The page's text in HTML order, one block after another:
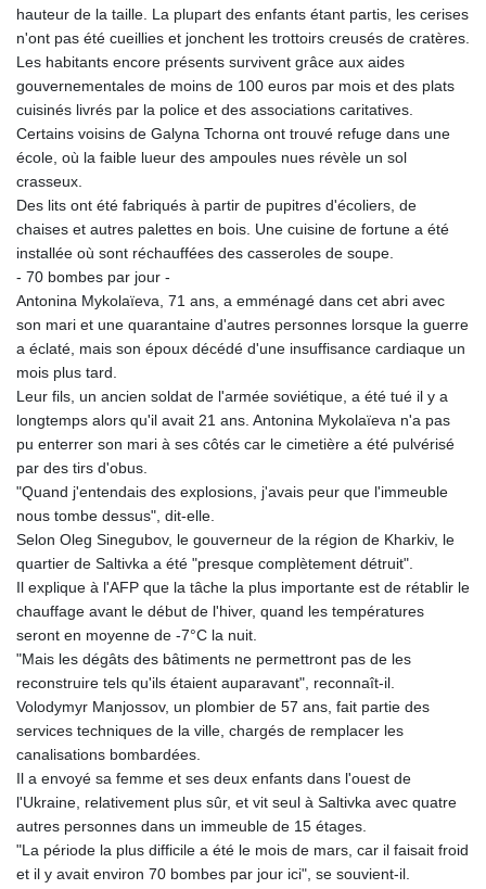
hauteur de la taille. La plupart des enfants étant partis, les cerises
n'ont pas été cueillies et jonchent les trottoirs creusés de cratères.
Les habitants encore présents survivent grâce aux aides
gouvernementales de moins de 100 euros par mois et des plats
cuisinés livrés par la police et des associations caritatives.
Certains voisins de Galyna Tchorna ont trouvé refuge dans une
école, où la faible lueur des ampoules nues révèle un sol
crasseux.
Des lits ont été fabriqués à partir de pupitres d'écoliers, de
chaises et autres palettes en bois. Une cuisine de fortune a été
installée où sont réchauffées des casseroles de soupe.
- 70 bombes par jour -
Antonina Mykolaïeva, 71 ans, a emménagé dans cet abri avec
son mari et une quarantaine d'autres personnes lorsque la guerre
a éclaté, mais son époux décédé d'une insuffisance cardiaque un
mois plus tard.
Leur fils, un ancien soldat de l'armée soviétique, a été tué il y a
longtemps alors qu'il avait 21 ans. Antonina Mykolaïeva n'a pas
pu enterrer son mari à ses côtés car le cimetière a été pulvérisé
par des tirs d'obus.
"Quand j'entendais des explosions, j'avais peur que l'immeuble
nous tombe dessus", dit-elle.
Selon Oleg Sinegubov, le gouverneur de la région de Kharkiv, le
quartier de Saltivka a été "presque complètement détruit".
Il explique à l'AFP que la tâche la plus importante est de rétablir le
chauffage avant le début de l'hiver, quand les températures
seront en moyenne de -7°C la nuit.
"Mais les dégâts des bâtiments ne permettront pas de les
reconstruire tels qu'ils étaient auparavant", reconnaît-il.
Volodymyr Manjossov, un plombier de 57 ans, fait partie des
services techniques de la ville, chargés de remplacer les
canalisations bombardées.
Il a envoyé sa femme et ses deux enfants dans l'ouest de
l'Ukraine, relativement plus sûr, et vit seul à Saltivka avec quatre
autres personnes dans un immeuble de 15 étages.
"La période la plus difficile a été le mois de mars, car il faisait froid
et il y avait environ 70 bombes par jour ici", se souvient-il.